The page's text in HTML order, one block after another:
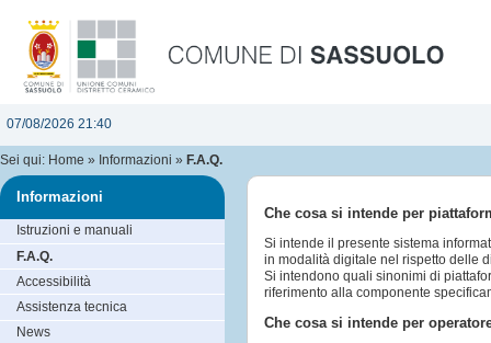
07/08/2026 21:40
Sei qui: Home » Informazioni » F.A.Q.
Che cosa si intende per
Si intende il presente sistema
in modalità digitale nel rispetto delle
Si intendono quali sinonimi di
riferimento alla componente
Che cosa si intende per
Informazioni
Istruzioni e manuali
F.A.Q.
Accessibilità
Assistenza tecnica
News